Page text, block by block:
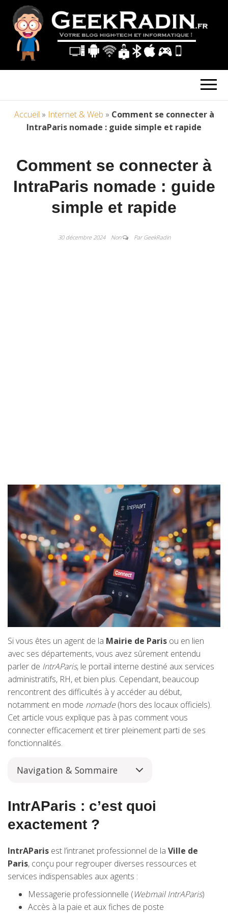
Accueil » Internet & Web » Comment se connecter à
IntraParis nomade : guide simple et rapide
Comment se connecter à
IntraParis nomade : guide
simple et rapide
30 décembre 2024 Non Par GeekRadin
Si vous êtes un agent de la Mairie de Paris ou en lien
avec ses départements, vous avez sûrement entendu
parler de IntrAParis, le portail interne destiné aux services
administratifs, RH, et bien plus. Cependant, beaucoup
rencontrent des difficultés à y accéder au début,
notamment en mode nomade(hors des locaux officiels).
Cet article vous explique pas à pas comment vous
connecter efficacement et tirer pleinement parti de ses
fonctionnalités.
Navigation & Sommaire
IntrAParis : c’est quoi
exactement ?
IntrAParis est l’intranet professionnel de la Ville de
Paris, conçu pour regrouper diverses ressources et
services indispensables aux agents :
Messagerie professionnelle (Webmail IntrAParis)
Accès à la paie et aux fiches de poste